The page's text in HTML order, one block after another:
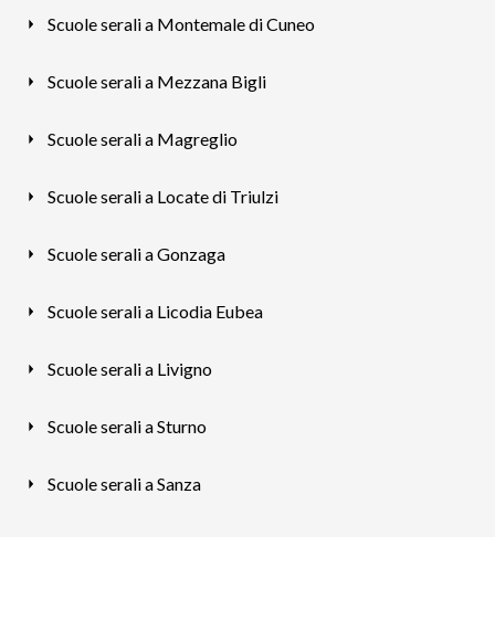
Scuole serali a Montemale di Cuneo
Scuole serali a Mezzana Bigli
Scuole serali a Magreglio
Scuole serali a Locate di Triulzi
Scuole serali a Gonzaga
Scuole serali a Licodia Eubea
Scuole serali a Livigno
Scuole serali a Sturno
Scuole serali a Sanza